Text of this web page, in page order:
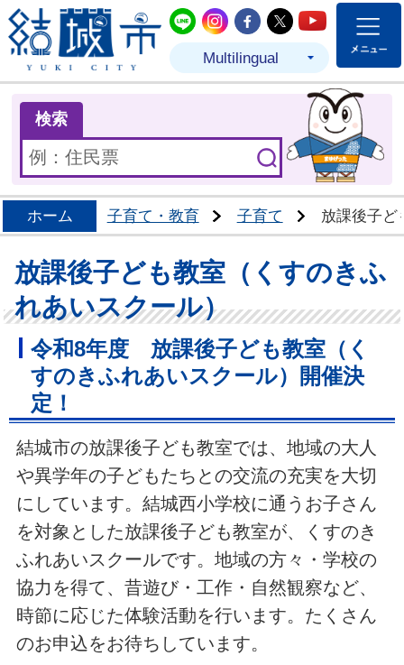
結城市公式LINE
結城市公式Instagram
結城市公式
結城市公式
結城市
Multilingual
検索
ホーム 子育て・教育 子育て 放課後子ど
放課後子ども教室（くすのきふ
れあいスクール）
令和8年度 放課後子ども教室（く
すのきふれあいスクール）開催決
定！
結城市の放課後子ども教室では、地域の大人
や異学年の子どもたちとの交流の充実を大切
にしています。結城西小学校に通うお子さん
を対象とした放課後子ども教室が、くすのき
ふれあいスクールです。地域の方々・学校の
協力を得て、昔遊び・工作・自然観察など、
時節に応じた体験活動を行います。たくさん
のお申込をお待ちしています。